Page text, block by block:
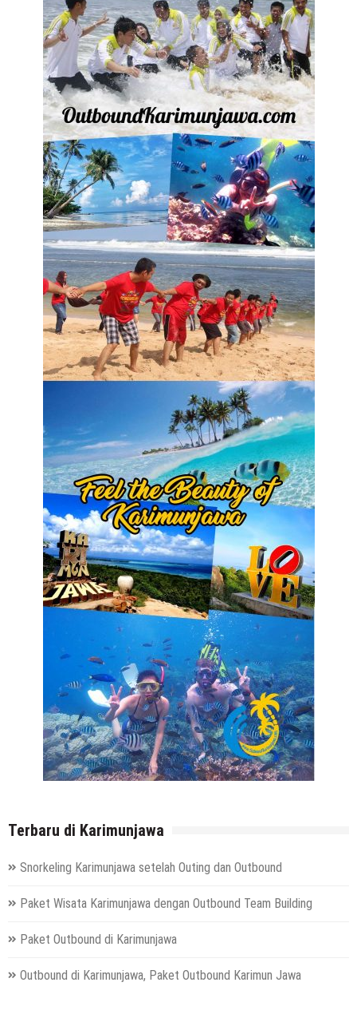
Terbaru di Karimunjawa
Snorkeling Karimunjawa setelah Outing dan Outbound
Paket Wisata Karimunjawa dengan Outbound Team Building
Paket Outbound di Karimunjawa
Outbound di Karimunjawa, Paket Outbound Karimun Jawa